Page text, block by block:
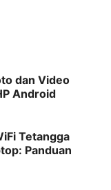
dan Video
Android
Tetangga
Panduan